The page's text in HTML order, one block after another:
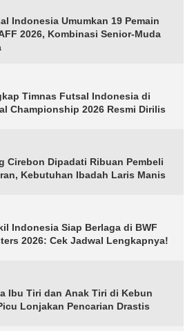
Indonesia Umumkan 19 Pemain
2026, Kombinasi Senior-Muda
Timnas Futsal Indonesia di
Championship 2026 Resmi Dirilis
Cirebon Dipadati Ribuan Pembeli
Kebutuhan Ibadah Laris Manis
Indonesia Siap Berlaga di BWF
2026: Cek Jadwal Lengkapnya!
Ibu Tiri dan Anak Tiri di Kebun
Lonjakan Pencarian Drastis